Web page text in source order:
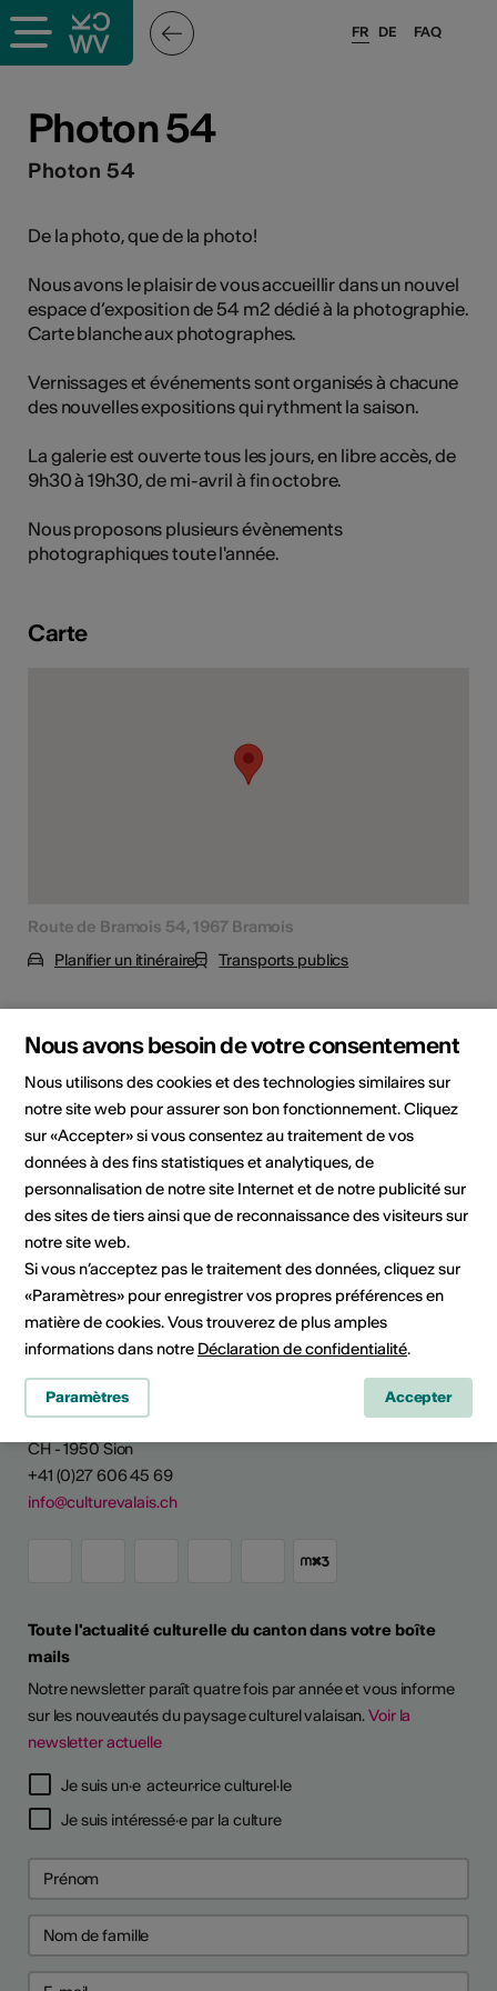
D'ARTISTES
FAQ
FR DE
Photon 54
Photon 54
De la photo, que de la photo!
Nous avons le plaisir de vous accueillir dans un nouvel
espace d’exposition de 54 m2 dédié à la photographie.
Carte blanche aux photographes.
Vernissages et événements sont organisés à chacune
des nouvelles expositions qui rythment la saison.
La galerie est ouverte tous les jours, en libre accès, de
9h30 à 19h30, de mi-avril à fin octobre.
Nous proposons plusieurs évènements
photographiques toute l'année.
Carte
Route de Bramois 54, 1967 Bramois
Planifier un itinéraire
Transports publics
Institution / organisation
Photon 54
Photon 54
Route de Bramois 54
1967 Bramois
Téléphone +41797524174
E-Mail
Site Internet
Planifier un itinéraire
Transports publics
Culture Valais
Rue de Lausanne 45
CH - 1950 Sion
+41 (0)27 606 45 69
info@culturevalais.ch
Toute l'actualité culturelle du canton dans votre boîte
mails
Notre newsletter paraît quatre fois par année et vous informe
sur les nouveautés du paysage culturel valaisan.Voir la
newsletter actuelle
Je suis un·e acteur·rice culturel·le
Je suis intéressé·e par la culture
Nous avons besoin de votre consentement
Nous utilisons des cookies et des technologies similaires sur
notre site web pour assurer son bon fonctionnement. Cliquez
sur «Accepter» si vous consentez au traitement de vos
données à des fins statistiques et analytiques, de
personnalisation de notre site Internet et de notre publicité sur
des sites de tiers ainsi que de reconnaissance des visiteurs sur
notre site web.
Si vous n’acceptez pas le traitement des données, cliquez sur
«Paramètres» pour enregistrer vos propres préférences en
matière de cookies. Vous trouverez de plus amples
informations dans notre Déclaration de confidentialité.
Paramètres Accepter